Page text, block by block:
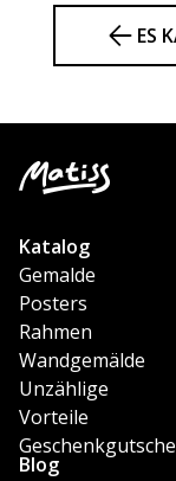
ES
Katalog
Gemalde
Posters
Rahmen
Wandgemälde
Unzählige
Vorteile
Blog